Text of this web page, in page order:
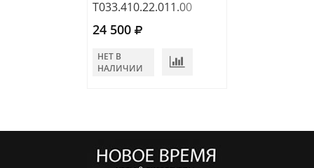
T033.410.22.011.00
24 500
НЕТ В
НАЛИЧИИ